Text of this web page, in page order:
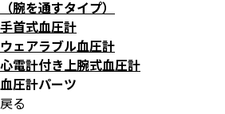
（腕を通すタイプ）
手首式血圧計
ウェアラブル血圧計
心電計付き上腕式血圧計
血圧計パーツ
戻る